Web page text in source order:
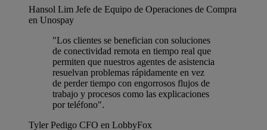
Hansol Lim Jefe de Equipo de Operaciones de Compra
en Unospay
"Los clientes se benefician con soluciones
de conectividad remota en tiempo real que
permiten que nuestros agentes de asistencia
resuelvan problemas rápidamente en vez
de perder tiempo con engorrosos flujos de
trabajo y procesos como las explicaciones
por teléfono".
Tyler Pedigo CFO en LobbyFox